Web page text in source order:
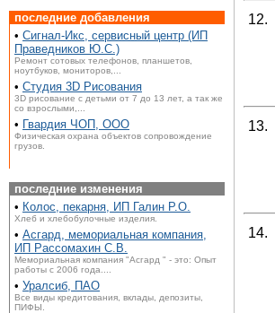
последние добавления
• Сигнал-Икс, сервисный центр (ИП
Праведников Ю.С.)
Ремонт сотовых телефонов, планшетов,
ноутбуков, мониторов,...
• Студия 3D Рисования
3D рисование с детьми от 7 до 13 лет, а так же
со взрослыми,...
• Гвардия ЧОП, ООО
Физическая охрана объектов сопровождение
грузов.
последние изменения
• Колос, пекарня, ИП Галин Р.О.
Хлеб и хлебобулочные изделия.
• Асгард, мемориальная компания,
ИП Рассомахин С.В.
Мемориальная компания "Асгард " - это: Опыт
работы с 2006 года....
• Уралсиб, ПАО
Все виды кредитования, вклады, депозиты,
ПИФЫ.
12.
13.
14.